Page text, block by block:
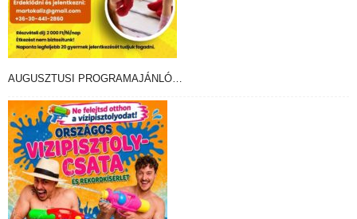
AUGUSZTUSI PROGRAMAJÁNLÓ…